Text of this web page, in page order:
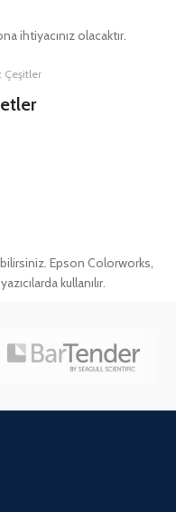
ihtiyacınız olacaktır.
Çeşitler
Epson Colorworks,
kullanılır.